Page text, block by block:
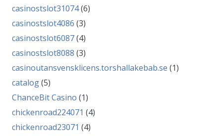
casinostslot31074(6)
casinostslot4086 (3)
casinostslot6087(4)
casinostslot8088 (3)
casinoutansvensklicens.torshallakebab.se (1)
catalog(5)
ChanceBit Casino (1)
chickenroad224071 (4)
chickenroad23071 (4)